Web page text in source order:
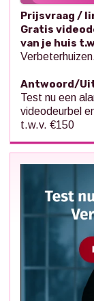
Prijsvraag /
Gratis
van je huis
Antwoord/
Test nu een
videodeurbel
t.w.v. €150